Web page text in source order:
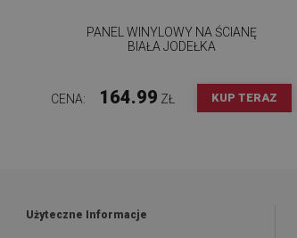
PANEL WINYLOWY NA ŚCIANĘ
BIAŁA JODEŁKA
CENA: 164.99 ZŁ KUP TERAZ
Użyteczne Informacje